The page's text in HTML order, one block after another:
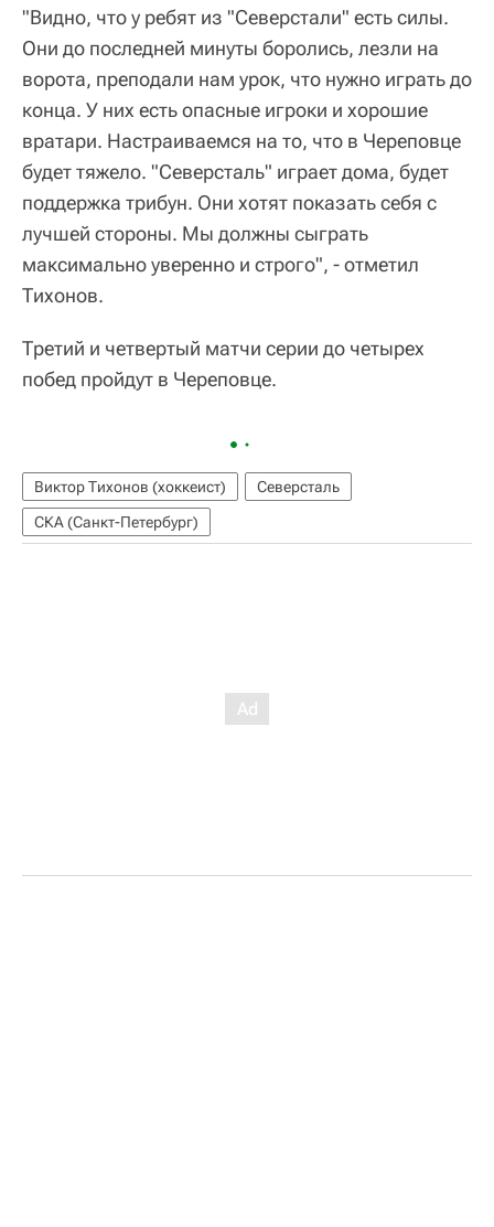
"Видно, что у ребят из "Северстали" есть силы.
Они до последней минуты боролись, лезли на
ворота, преподали нам урок, что нужно играть до
конца. У них есть опасные игроки и хорошие
вратари. Настраиваемся на то, что в Череповце
будет тяжело. "Северсталь" играет дома, будет
поддержка трибун. Они хотят показать себя с
лучшей стороны. Мы должны сыграть
максимально уверенно и строго", - отметил
Тихонов.
Третий и четвертый матчи серии до четырех
побед пройдут в Череповце.
Виктор Тихонов (хоккеист)
Северсталь
СКА (Санкт-Петербург)